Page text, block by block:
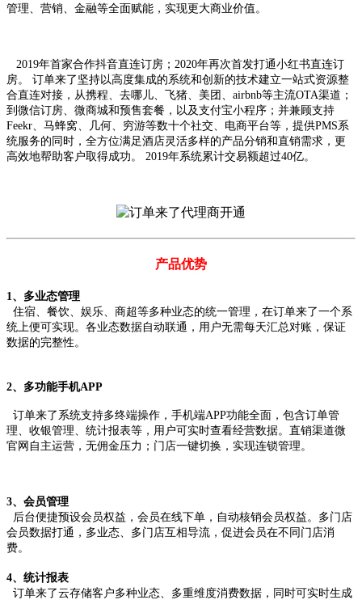
管理、营销、金融等全面赋能，实现更大商业价值。
2019年首家合作抖音直连订房；2020年再次首发打通小红书直连订
房。 订单来了坚持以高度集成的系统和创新的技术建立一站式资源整
合直连对接，从携程、去哪儿、飞猪、美团、airbnb等主流OTA渠道；
到微信订房、微商城和预售套餐，以及支付宝小程序；并兼顾支持
Feekr、马蜂窝、几何、穷游等数十个社交、电商平台等，提供PMS系
统服务的同时，全方位满足酒店灵活多样的产品分销和直销需求，更
高效地帮助客户取得成功。 2019年系统累计交易额超过40亿。
产品优势
1、多业态管理
住宿、餐饮、娱乐、商超等多种业态的统一管理，在订单来了一个系
统上便可实现。各业态数据自动联通，用户无需每天汇总对账，保证
数据的完整性。
2、多功能手机APP
订单来了系统支持多终端操作，手机端APP功能全面，包含订单管
理、收银管理、统计报表等，用户可实时查看经营数据。直销渠道微
官网自主运营，无佣金压力；门店一键切换，实现连锁管理。
3、会员管理
后台便捷预设会员权益，会员在线下单，自动核销会员权益。多门店
会员数据打通，多业态、多门店互相导流，促进会员在不同门店消
费。
4、统计报表
订单来了云存储客户多种业态、多重维度消费数据，同时可实时生成